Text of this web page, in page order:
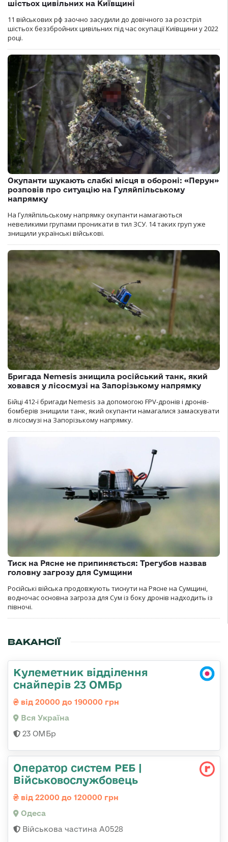
шістьох цивільних на Київщині
11 військових рф заочно засудили до довічного за розстріл
шістьох беззбройних цивільних під час окупації Київщини у 2022
році.
Окупанти шукають слабкі місця в обороні: «Перун»
розповів про ситуацію на Гуляйпільському
напрямку
На Гуляйпільському напрямку окупанти намагаються
невеликими групами проникати в тил ЗСУ. 14 таких груп уже
знищили українські військові.
Бригада Nemesis знищила російський танк, який
ховався у лісосмузі на Запорізькому напрямку
Бійці 412-ї бригади Nemesis за допомогою FPV-дронів і дронів-
бомберів знищили танк, який окупанти намагалися замаскувати
в лісосмузі на Запорізькому напрямку.
Тиск на Рясне не припиняється: Трегубов назвав
головну загрозу для Сумщини
Російські війська продовжують тиснути на Рясне на Сумщині,
водночас основна загроза для Сум із боку дронів надходить із
півночі.
ВАКАНСІЇ
Кулеметник відділення
снайперів 23 ОМБр
від 20000 до 190000 грн
Вся Україна
23 ОМБр
Оператор систем РЕБ |
Військовослужбовець
від 22000 до 120000 грн
Одеса
Військова частина А0528